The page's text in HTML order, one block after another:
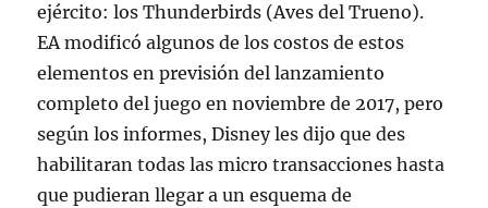
ejército: los Thunderbirds (Aves del Trueno).
EA modificó algunos de los costos de estos
elementos en previsión del lanzamiento
completo del juego en noviembre de 2017, pero
según los informes, Disney les dijo que des
habilitaran todas las micro transacciones hasta
que pudieran llegar a un esquema de